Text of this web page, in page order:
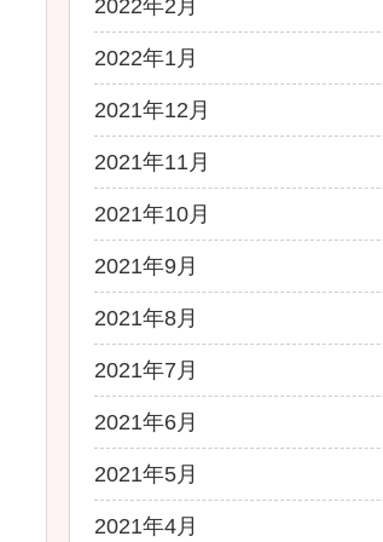
2022年2月
2022年1月
2021年12月
2021年11月
2021年10月
2021年9月
2021年8月
2021年7月
2021年6月
2021年5月
2021年4月